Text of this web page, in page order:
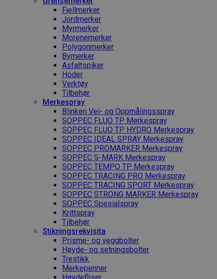
Fjellmerker
Jordmerker
Myrmerker
Morenemerker
Polygonmerker
Bymerker
Asfaltspiker
Hoder
Verktøy
Tilbehør
Merkespray
Blinken Vei- og Oppmålingsspray
SOPPEC FLUO TP Merkespray
SOPPEC FLUO TP HYDRO Merkespray
SOPPEC IDEAL SPRAY Merkespray
SOPPEC PROMARKER Merkespray
SOPPEC S-MARK Merkespray
SOPPEC TEMPO TP Merkespray
SOPPEC TRACING PRO Merkespray
SOPPEC TRACING SPORT Merkespray
SOPPEC STRONG MARKER Merkespray
SOPPEC Spesialspray
Krittspray
Tilbehør
Stikningsrekvisita
Prisme- og veggbolter
Høyde- og setningsbolter
Trestikk
Merkepenner